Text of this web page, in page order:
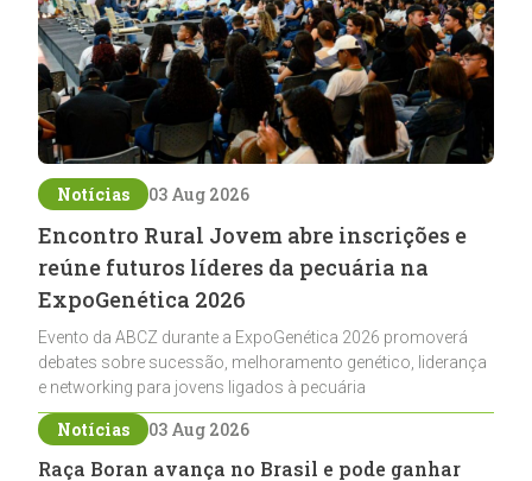
Notícias 03 Aug 2026
Encontro Rural Jovem abre inscrições e
reúne futuros líderes da pecuária na
ExpoGenética 2026
Evento da ABCZ durante a ExpoGenética 2026 promoverá
debates sobre sucessão, melhoramento genético, liderança
e networking para jovens ligados à pecuária
Notícias 03 Aug 2026
Raça Boran avança no Brasil e pode ganhar